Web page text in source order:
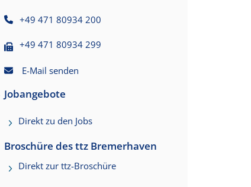
+49 471 80934 200
+49 471 80934 299
E-Mail senden
Jobangebote
Direkt zu den Jobs
Broschüre des ttz Bremerhaven
Direkt zur ttz-Broschüre